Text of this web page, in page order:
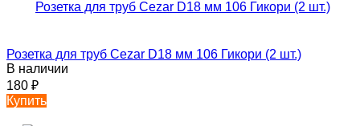
Розетка для труб Cezar D18 мм 106 Гикори (2 шт.)
В наличии
180 ₽
Купить